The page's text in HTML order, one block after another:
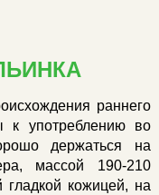
раннего
к употреблению во
держаться на
массой 190-210
кожицей, на